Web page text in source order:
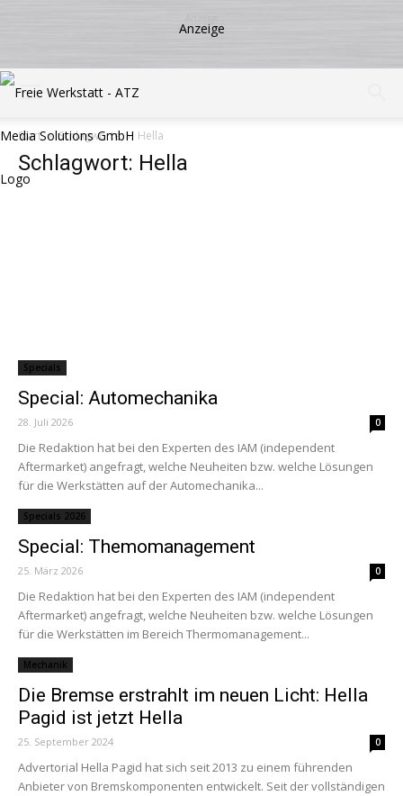
Start Schlagworte Hella
Schlagwort: Hella
Specials
Special: Automechanika
28. Juli 2026 0
Die Redaktion hat bei den Experten des IAM (independent
Aftermarket) angefragt, welche Neuheiten bzw. welche Lösungen
für die Werkstätten auf der Automechanika...
Specials 2026
Special: Themomanagement
25. März 2026 0
Die Redaktion hat bei den Experten des IAM (independent
Aftermarket) angefragt, welche Neuheiten bzw. welche Lösungen
für die Werkstätten im Bereich Thermomanagement...
Mechanik
Die Bremse erstrahlt im neuen Licht: Hella
Pagid ist jetzt Hella
25. September 2024 0
Advertorial Hella Pagid hat sich seit 2013 zu einem führenden
Anbieter von Bremskomponenten entwickelt. Seit der vollständigen